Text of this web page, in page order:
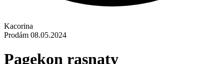
Kacorina
Prodám 08.05.2024
Pagekon rasnaty